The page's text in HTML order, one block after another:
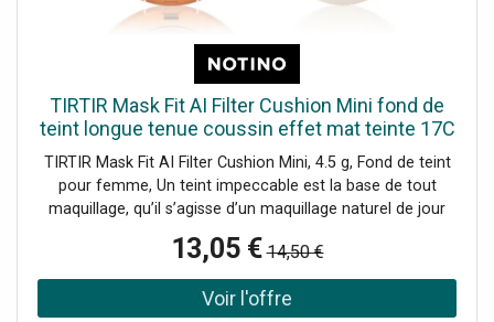
l’opération pour souligner davantage. Utilisez ce produit
seul ou avec votre gloss préféré.
TIRTIR Mask Fit AI Filter Cushion Mini fond de
teint longue tenue coussin effet mat teinte 17C
Porcelain 4.5 g
TIRTIR Mask Fit AI Filter Cushion Mini, 4.5 g, Fond de teint
pour femme, Un teint impeccable est la base de tout
maquillage, qu’il s’agisse d’un maquillage naturel de jour
AI Filter Cushion Mini vous aidera à avoir une belle peau. Il
se fond parfaitement avec votre peau et assure une
parfaite unification de teinte. Grâce à sa capacité de
13,05 € 14,50 €